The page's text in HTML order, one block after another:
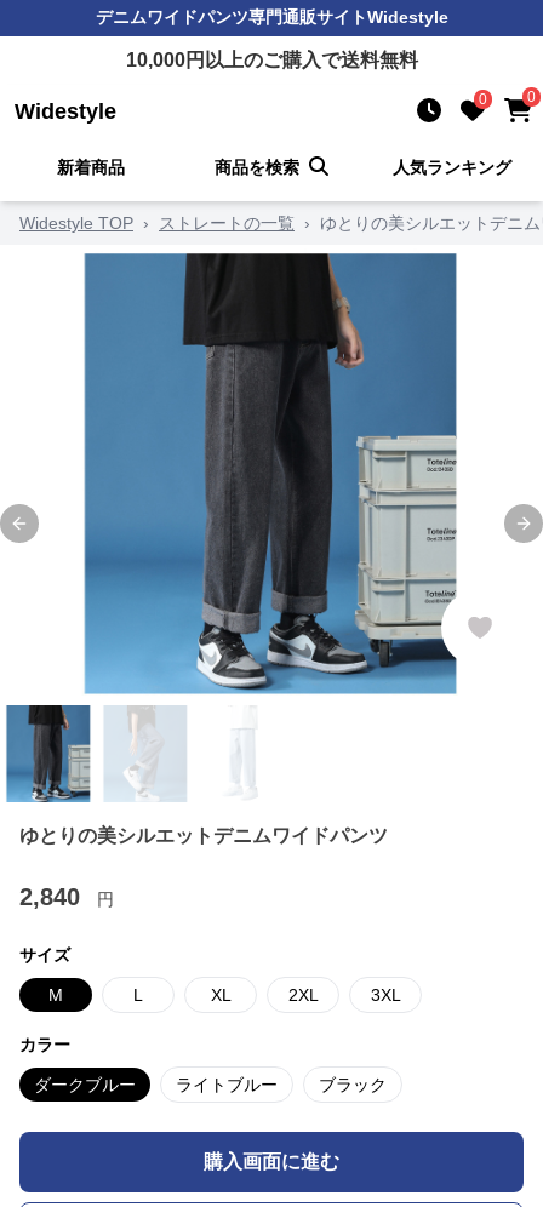
デニムワイドパンツ専門通販サイトWidestyle
10,000円以上のご購入で送料無料
Widestyle 0 0
新着商品 商品を検索 人気ランキング
Widestyle TOP › ストレートの一覧 › ゆとりの美シルエットデニ
Previous slide
ゆとりの美シルエットデニムワイドパンツ
2,840 円
サイズ
M L XL 2XL 3XL
カラー
ダークブルー ライトブルー ブラック
購入画面に進む